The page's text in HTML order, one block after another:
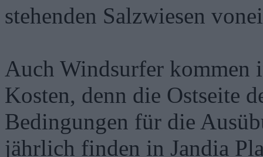
stehenden Salzwiesen
Auch Windsurfer kommen
Kosten, denn die Ostseite
Bedingungen für die
jährlich finden in Jandia